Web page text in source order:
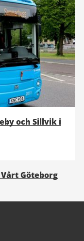
och Sillvik i
Göteborg